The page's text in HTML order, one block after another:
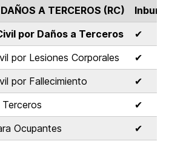
A TERCEROS (RC)
por Daños a Terceros
✔
por Lesiones Corporales
✔
por Fallecimiento
✔
✔
Ocupantes
✔